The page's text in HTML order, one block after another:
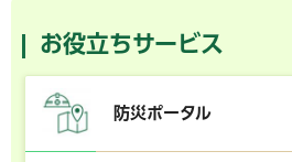
お役立ちサービス
防災ポータル